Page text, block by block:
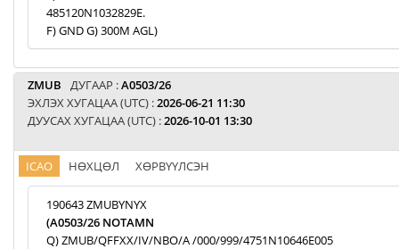
485120N1032829E.
F) GND G) 300M AGL)
ZMUB ДУГААР :A0503/26
ЭХЛЭХ ХУГАЦАА (UTC) :2026-06-21 11:30
ДУУСАХ ХУГАЦАА (UTC) :2026-10-01 13:30
ICAO НӨХЦӨЛ ХӨРВҮҮЛСЭН
190643 ZMUBYNYX
(A0503/26 NOTAMN
Q) ZMUB/QFFXX/IV/NBO/A /000/999/4751N10646E005